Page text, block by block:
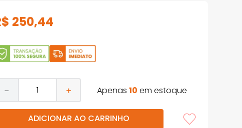
250,44
＋
－ Apenas10 em estoque
ADICIONAR AO CARRINHO